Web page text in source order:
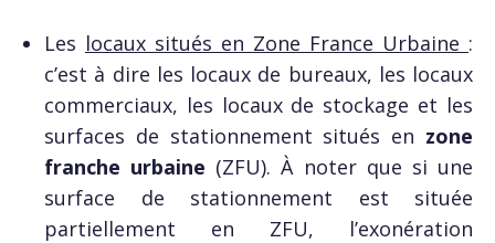
Les locaux situés en Zone France Urbaine :
c’est à dire les locaux de bureaux, les locaux
commerciaux, les locaux de stockage et les
surfaces de stationnement situés en zone
franche urbaine (ZFU). À noter que si une
surface de stationnement est située
partiellement en ZFU, l’exonération